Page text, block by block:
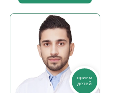
прием
детей